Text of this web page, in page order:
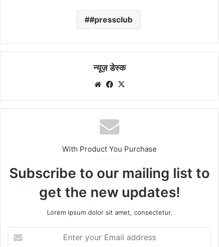
#pressclub
न्यूज़ डेस्क
WebsiteFacebook
With Product You Purchase
Subscribe to our mailing list to
get the new updates!
Lorem ipsum dolor sit amet, consectetur.
your